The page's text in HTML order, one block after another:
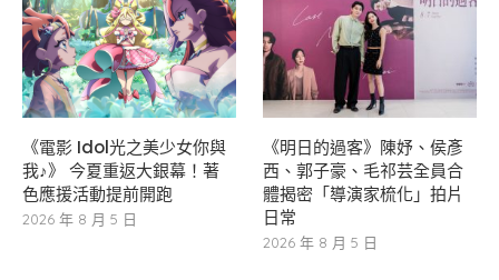
《電影 Idol光之美少女你與
我♪》 今夏重返大銀幕！著
色應援活動提前開跑
2026 年 8 月 5 日
《明日的過客》陳妤、侯彥
西、郭子豪、毛祁芸全員合
體揭密「導演家梳化」拍片
日常
2026 年 8 月 5 日